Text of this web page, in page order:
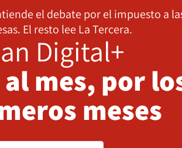
el debate por el impuesto a
El resto lee La Tercera.
Digital+
mes, por
meses